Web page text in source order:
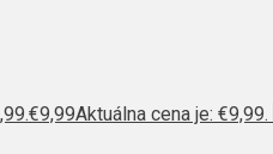
€9,99Aktuálna cena je: €9,99.